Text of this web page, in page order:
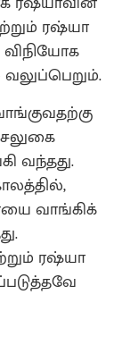
ரஷ்யா
விநியோக
வந்தது.
வாங்கிக்
ரஷ்யா